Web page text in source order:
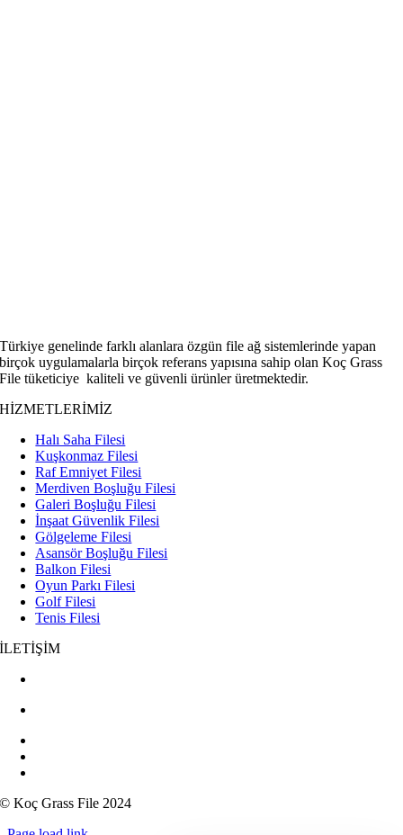
Türkiye genelinde farklı alanlara özgün file ağ sistemlerinde yapan
birçok uygulamalarla birçok referans yapısına sahip olan Koç Grass
File tüketiciye kaliteli ve güvenli ürünler üretmektedir.
HİZMETLERİMİZ
Halı Saha Filesi
Kuşkonmaz Filesi
Raf Emniyet Filesi
Merdiven Boşluğu Filesi
Galeri Boşluğu Filesi
İnşaat Güvenlik Filesi
Gölgeleme Filesi
Asansör Boşluğu Filesi
Balkon Filesi
Oyun Parkı Filesi
Golf Filesi
Tenis Filesi
İLETİŞİM
© Koç Grass File 2024